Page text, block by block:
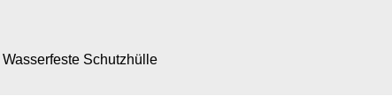
Wasserfeste Schutzhülle